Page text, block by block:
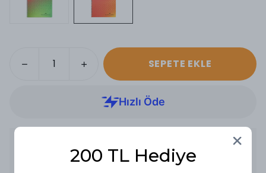
SEPETE EKLE
Ürün Tipi: Defter200 TL Hediye